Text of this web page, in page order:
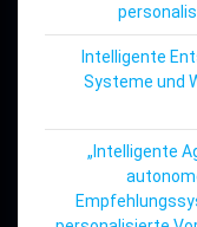
Intelligente
Systeme und
„Intelligente